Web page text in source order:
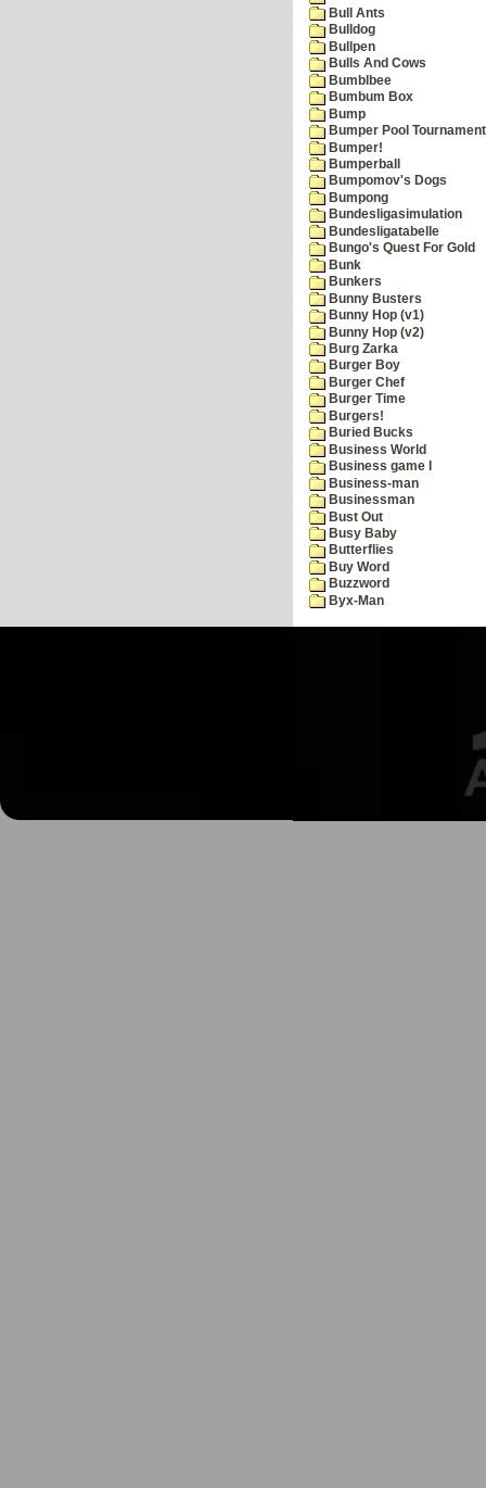
Bull Ants
Bulldog
Bullpen
Bulls And Cows
Bumblbee
Bumbum Box
Bump
Bumper Pool Tournament
Bumper!
Bumperball
Bumpomov's Dogs
Bumpong
Bundesligasimulation
Bundesligatabelle
Bungo's Quest For Gold
Bunk
Bunkers
Bunny Busters
Bunny Hop (v1)
Bunny Hop (v2)
Burg Zarka
Burger Boy
Burger Chef
Burger Time
Burgers!
Buried Bucks
Business World
Business game I
Business-man
Businessman
Bust Out
Busy Baby
Butterflies
Buy Word
Buzzword
Byx-Man